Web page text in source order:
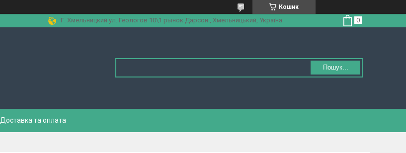
Кошик
Г. Хмельницкий ул. Геологов 10\1 рынок Дарсон., Хмельницький, Україна
Пошук...
Доставка та оплата